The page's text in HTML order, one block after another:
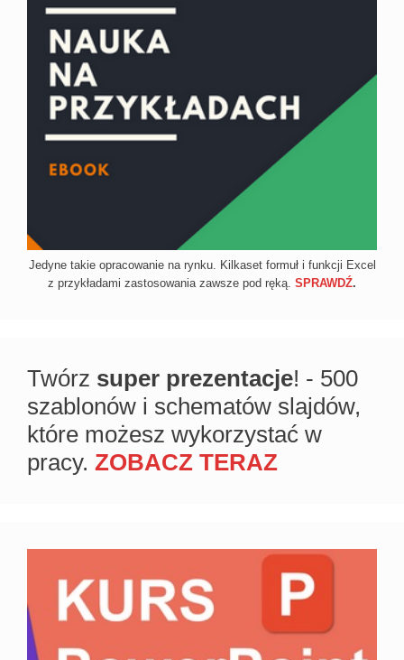
Jedyne takie opracowanie na rynku. Kilkaset formuł i funkcji Excel
z przykładami zastosowania zawsze pod ręką. SPRAWDŹ.
Twórz super prezentacje! - 500
szablonów i schematów slajdów,
które możesz wykorzystać w
pracy. ZOBACZ TERAZ